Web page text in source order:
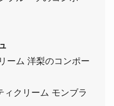
ーム 洋梨のコンポー
ィクリーム モンブラ